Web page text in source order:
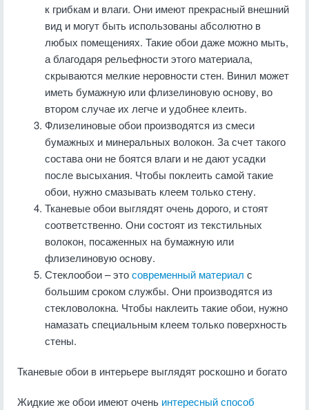
к грибкам и влаги. Они имеют прекрасный внешний
вид и могут быть использованы абсолютно в
любых помещениях. Такие обои даже можно мыть,
а благодаря рельефности этого материала,
скрываются мелкие неровности стен. Винил может
иметь бумажную или флизелиновую основу, во
втором случае их легче и удобнее клеить.
Флизелиновые обои производятся из смеси
бумажных и минеральных волокон. За счет такого
состава они не боятся влаги и не дают усадки
после высыхания. Чтобы поклеить самой такие
обои, нужно смазывать клеем только стену.
Тканевые обои выглядят очень дорого, и стоят
соответственно. Они состоят из текстильных
волокон, посаженных на бумажную или
флизелиновую основу.
Стеклообои – этосовременный материал с
большим сроком службы. Они производятся из
стекловолокна. Чтобы наклеить такие обои, нужно
намазать специальным клеем только поверхность
стены.
Тканевые обои в интерьере выглядят роскошно и богато
Жидкие же обои имеют очень интересный способ